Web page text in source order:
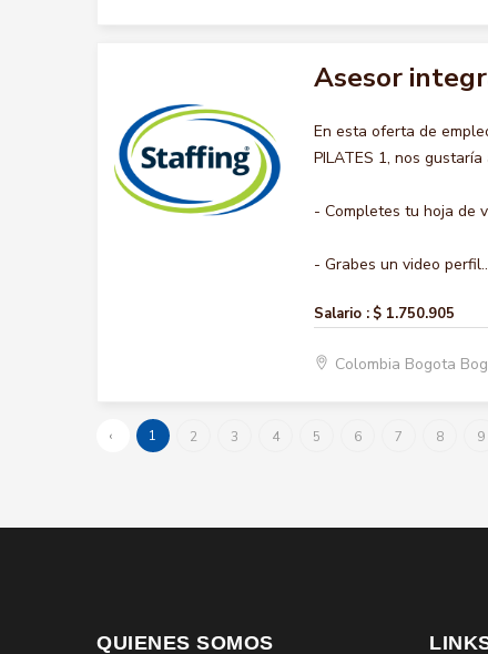
Asesor
En esta oferta de
PILATES 1, nos
- Completes tu hoja de
- Grabes un video
Salario : $ 1.750.905
Colombia Bogota
‹ 1 2 3 4 5 6 7 8 9
QUIENES SOMOS